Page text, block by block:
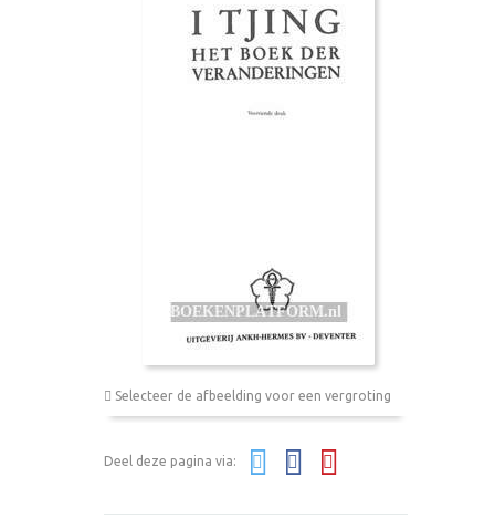
Selecteer de afbeelding voor een vergroting
Deel deze pagina via: